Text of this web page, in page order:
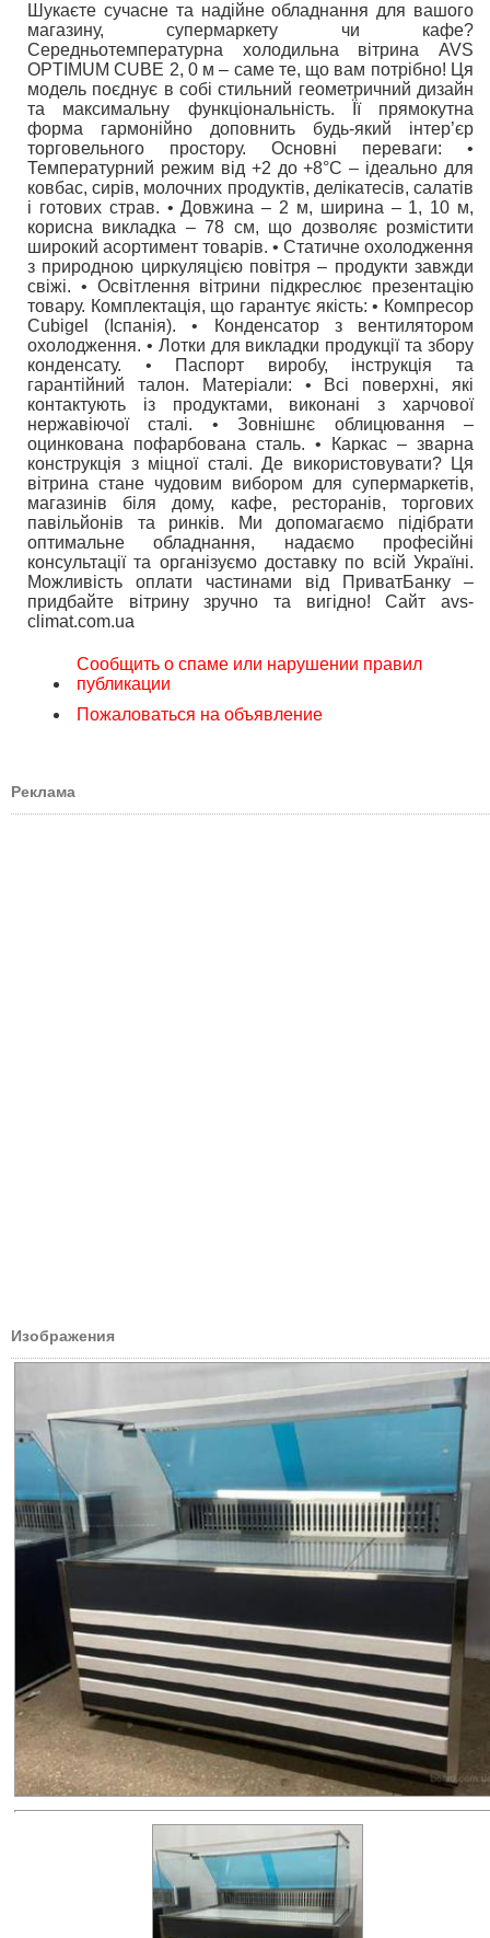
Шукаєте сучасне та надійне обладнання для вашого
магазину, супермаркету чи кафе?
Середньотемпературна холодильна вітрина AVS
OPTIMUM CUBE 2, 0 м – саме те, що вам потрібно! Ця
модель поєднує в собі стильний геометричний дизайн
та максимальну функціональність. Її прямокутна
форма гармонійно доповнить будь-який інтер’єр
торговельного простору. Основні переваги: •
Температурний режим від +2 до +8°C – ідеально для
ковбас, сирів, молочних продуктів, делікатесів, салатів
і готових страв. • Довжина – 2 м, ширина – 1, 10 м,
корисна викладка – 78 см, що дозволяє розмістити
широкий асортимент товарів. • Статичне охолодження
з природною циркуляцією повітря – продукти завжди
свіжі. • Освітлення вітрини підкреслює презентацію
товару. Комплектація, що гарантує якість: • Компресор
Cubigel (Іспанія). • Конденсатор з вентилятором
охолодження. • Лотки для викладки продукції та збору
конденсату. • Паспорт виробу, інструкція та
гарантійний талон. Матеріали: • Всі поверхні, які
контактують із продуктами, виконані з харчової
нержавіючої сталі. • Зовнішнє облицювання –
оцинкована пофарбована сталь. • Каркас – зварна
конструкція з міцної сталі. Де використовувати? Ця
вітрина стане чудовим вибором для супермаркетів,
магазинів біля дому, кафе, ресторанів, торгових
павільйонів та ринків. Ми допомагаємо підібрати
оптимальне обладнання, надаємо професійні
консультації та організуємо доставку по всій Україні.
Можливість оплати частинами від ПриватБанку –
придбайте вітрину зручно та вигідно! Сайт avs-
climat.com.ua
Сообщить о спаме или нарушении правил
публикации
Пожаловаться на объявление
Реклама
Изображения